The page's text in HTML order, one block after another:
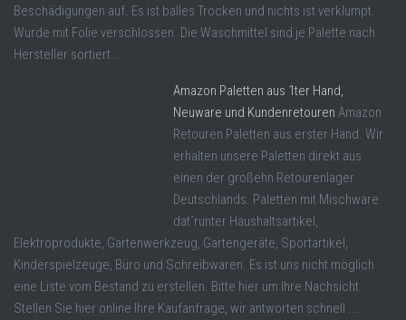
Beschädigungen auf. Es ist balles Trocken und nichts ist verklumpt.
Wurde mit Folie verschlossen. Die Waschmittel sind je Palette nach
Hersteller sortiert ...
Amazon Paletten aus 1ter Hand,
Neuware und Kundenretouren Amazon
Retouren Paletten aus erster Hand. Wir
erhalten unsere Paletten direkt aus
einen der großehn Retourenlager
Deutschlands. Paletten mit Mischware
dat´runter Haushaltsartikel,
Elektroprodukte, Gartenwerkzeug, Gartengeräte, Sportartikel,
Kinderspielzeuge, Büro und Schreibwaren. Es ist uns nicht möglich
eine Liste vom Bestand zu erstellen. Bitte hier um Ihre Nachsicht.
Stellen Sie hier online Ihre Kaufanfrage, wir antworten schnell ...